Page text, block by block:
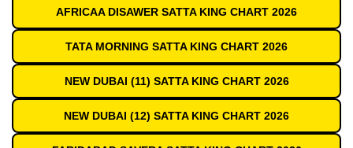
AFRICAA DISAWER SATTA KING CHART 2026
TATA MORNING SATTA KING CHART 2026
NEW DUBAI (11) SATTA KING CHART 2026
NEW DUBAI (12) SATTA KING CHART 2026